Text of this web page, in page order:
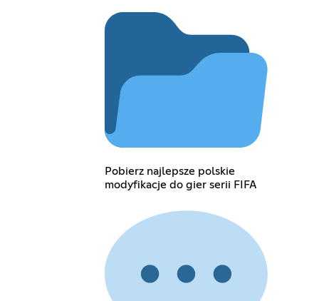
Pobierz najlepsze polskie
modyfikacje do gier serii FIFA